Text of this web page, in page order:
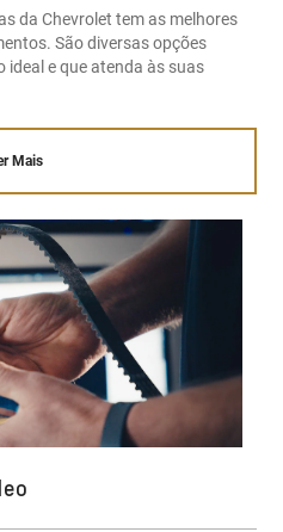
da Chevrolet tem as melhores
São diversas opções
ideal e que atenda às suas
Mais